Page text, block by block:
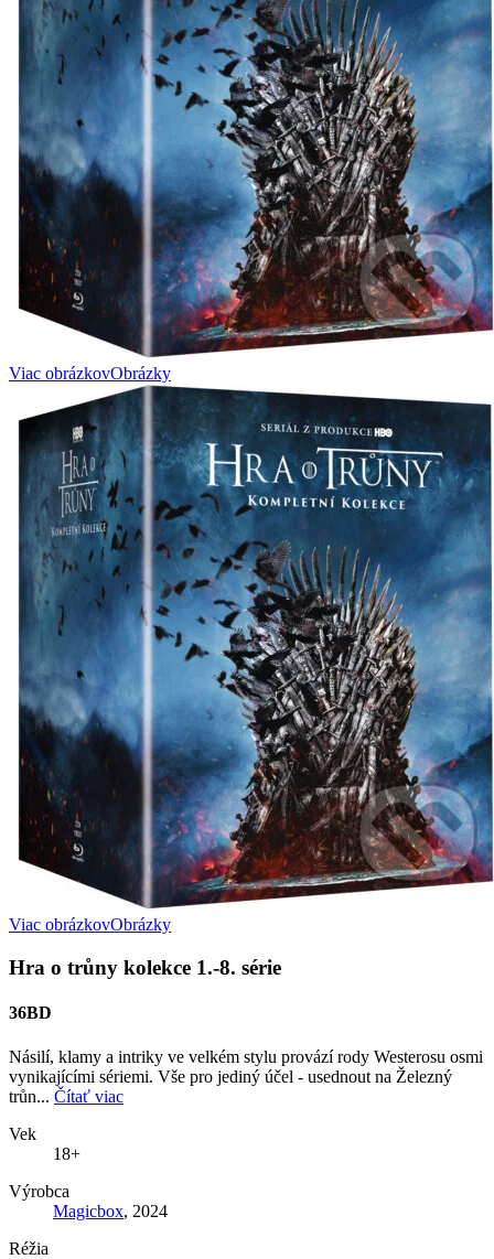
Viac obrázkovObrázky
Viac obrázkovObrázky
Hra o trůny kolekce 1.-8. série
36BD
Násilí, klamy a intriky ve velkém stylu provází rody Westerosu osmi
vynikajícími sériemi. Vše pro jediný účel - usednout na Železný
trůn... Čítať viac
Vek
18+
Výrobca
Magicbox, 2024
Réžia